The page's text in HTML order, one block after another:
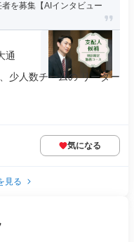
を募集【AIインタビュー
通
少人数チームの リーダー
気になる
見る